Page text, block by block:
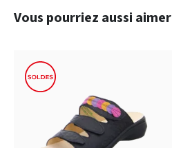
Ignorer la galerie de produits
Vous pourriez aussi aimer